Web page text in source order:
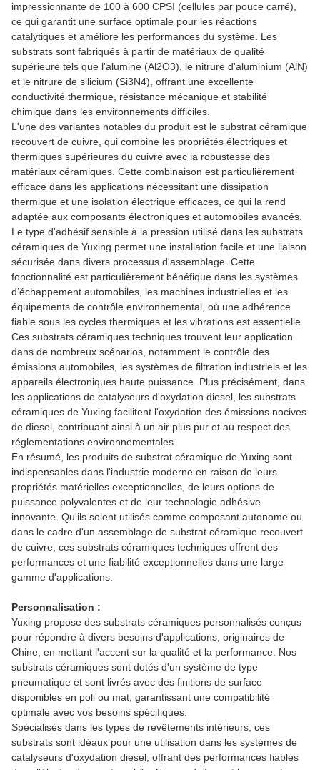
impressionnante de 100 à 600 CPSI (cellules par pouce carré),
ce qui garantit une surface optimale pour les réactions
catalytiques et améliore les performances du système. Les
substrats sont fabriqués à partir de matériaux de qualité
supérieure tels que l'alumine (Al2O3), le nitrure d'aluminium (AlN)
et le nitrure de silicium (Si3N4), offrant une excellente
conductivité thermique, résistance mécanique et stabilité
chimique dans les environnements difficiles.
L'une des variantes notables du produit est le substrat céramique
recouvert de cuivre, qui combine les propriétés électriques et
thermiques supérieures du cuivre avec la robustesse des
matériaux céramiques. Cette combinaison est particulièrement
efficace dans les applications nécessitant une dissipation
thermique et une isolation électrique efficaces, ce qui la rend
adaptée aux composants électroniques et automobiles avancés.
Le type d'adhésif sensible à la pression utilisé dans les substrats
céramiques de Yuxing permet une installation facile et une liaison
sécurisée dans divers processus d'assemblage. Cette
fonctionnalité est particulièrement bénéfique dans les systèmes
d’échappement automobiles, les machines industrielles et les
équipements de contrôle environnemental, où une adhérence
fiable sous les cycles thermiques et les vibrations est essentielle.
Ces substrats céramiques techniques trouvent leur application
dans de nombreux scénarios, notamment le contrôle des
émissions automobiles, les systèmes de filtration industriels et les
appareils électroniques haute puissance. Plus précisément, dans
les applications de catalyseurs d'oxydation diesel, les substrats
céramiques de Yuxing facilitent l'oxydation des émissions nocives
de diesel, contribuant ainsi à un air plus pur et au respect des
réglementations environnementales.
En résumé, les produits de substrat céramique de Yuxing sont
indispensables dans l'industrie moderne en raison de leurs
propriétés matérielles exceptionnelles, de leurs options de
puissance polyvalentes et de leur technologie adhésive
innovante. Qu'ils soient utilisés comme composant autonome ou
dans le cadre d'un assemblage de substrat céramique recouvert
de cuivre, ces substrats céramiques techniques offrent des
performances et une fiabilité exceptionnelles dans une large
gamme d'applications.
Personnalisation :
Yuxing propose des substrats céramiques personnalisés conçus
pour répondre à divers besoins d'applications, originaires de
Chine, en mettant l'accent sur la qualité et la performance. Nos
substrats céramiques sont dotés d'un système de type
pneumatique et sont livrés avec des finitions de surface
disponibles en poli ou mat, garantissant une compatibilité
optimale avec vos besoins spécifiques.
Spécialisés dans les types de revêtements intérieurs, ces
substrats sont idéaux pour une utilisation dans les systèmes de
catalyseurs d'oxydation diesel, offrant des performances fiables